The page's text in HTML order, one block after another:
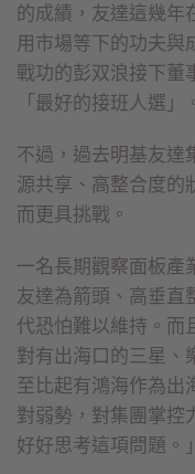
的成績，友達這幾
用市場等下的功夫與
戰功的彭双浪接下董
「最好的接班人選」
不過，過去明基友達
源共享、高整合度的
而更具挑戰。
一名長期觀察面板產
友達為箭頭、高垂直
代恐怕難以維持。而
對有出海口的三星、
至比起有鴻海作為出
對弱勢，對集團掌控
好好思考這項問題。」